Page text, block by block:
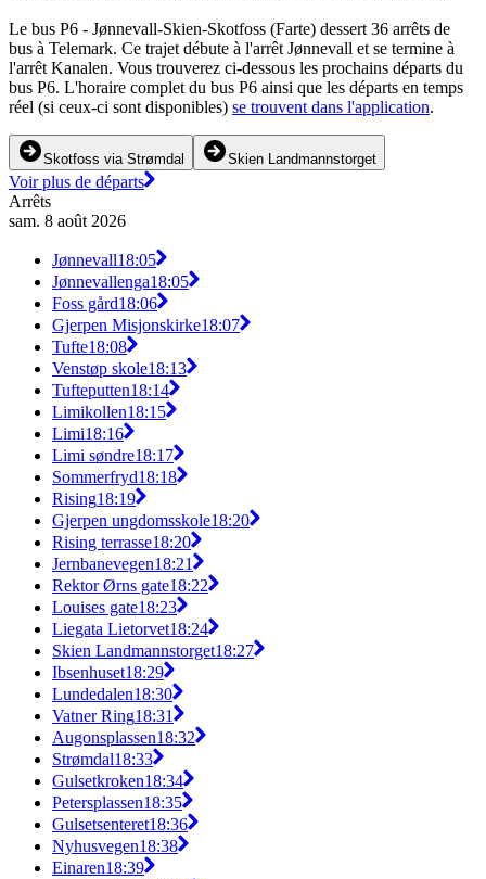
Le bus P6 - Jønnevall-Skien-Skotfoss (Farte) dessert 36 arrêts de
bus à Telemark. Ce trajet débute à l'arrêt Jønnevall et se termine à
l'arrêt Kanalen. Vous trouverez ci-dessous les prochains départs du
bus P6. L'horaire complet du bus P6 ainsi que les départs en temps
réel (si ceux-ci sont disponibles) se trouvent dans l'application.
Skotfoss via Strømdal Skien Landmannstorget
Voir plus de départs
Arrêts
sam. 8 août 2026
Jønnevall18:05
Jønnevallenga18:05
Foss gård18:06
Gjerpen Misjonskirke18:07
Tufte18:08
Venstøp skole18:13
Tufteputten18:14
Limikollen18:15
Limi18:16
Limi søndre18:17
Sommerfryd18:18
Rising18:19
Gjerpen ungdomsskole18:20
Rising terrasse18:20
Jernbanevegen18:21
Rektor Ørns gate18:22
Louises gate18:23
Liegata Lietorvet18:24
Skien Landmannstorget18:27
Ibsenhuset18:29
Lundedalen18:30
Vatner Ring18:31
Augonsplassen18:32
Strømdal18:33
Gulsetkroken18:34
Petersplassen18:35
Gulsetsenteret18:36
Nyhusvegen18:38
Einaren18:39